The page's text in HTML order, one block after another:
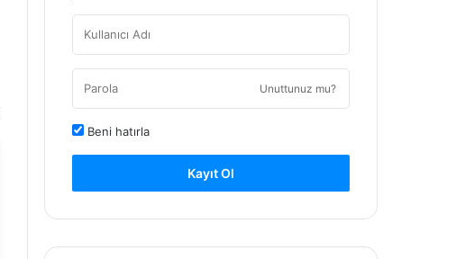
Unuttunuz mu?
Beni hatırla
Kayıt Ol